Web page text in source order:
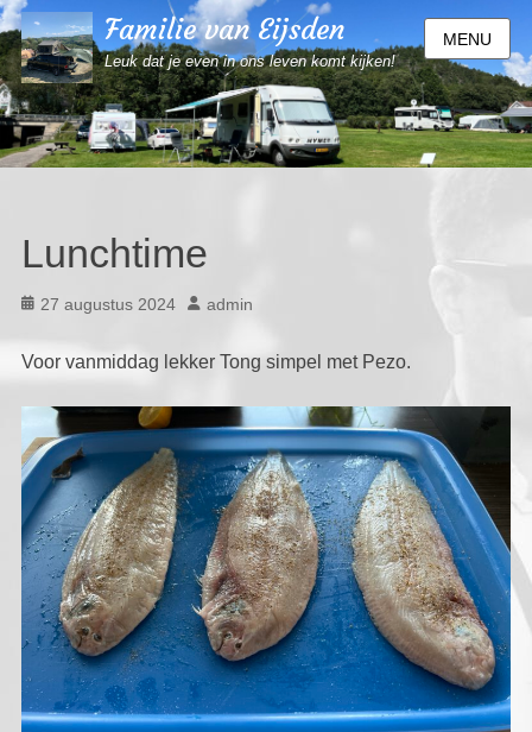
Familie van Eijsden
Leuk dat je even in ons leven komt kijken!
MENU
Lunchtime
Geplaatst
27 augustus 2024 Auteur
admin
Voor vanmiddag lekker Tong simpel met Pezo.